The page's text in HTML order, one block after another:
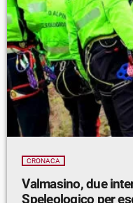
CRONACA
Valmasino, due
Speleologico per